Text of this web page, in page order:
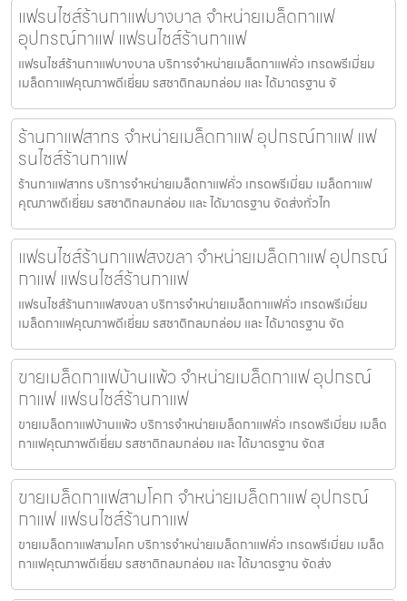
แฟรนไชส์ร้านกาแฟบางบาล จำหน่ายเมล็ดกาแฟ
อุปกรณ์กาแฟ แฟรนไชส์ร้านกาแฟ
แฟรนไชส์ร้านกาแฟบางบาล บริการจำหน่ายเมล็ดกาแฟคั่ว เกรดพรีเมี่ยม
เมล็ดกาแฟคุณภาพดีเยี่ยม รสชาติกลมกล่อม และ ได้มาตรฐาน จั
ร้านกาแฟสาทร จำหน่ายเมล็ดกาแฟ อุปกรณ์กาแฟ แฟ
รนไชส์ร้านกาแฟ
ร้านกาแฟสาทร บริการจำหน่ายเมล็ดกาแฟคั่ว เกรดพรีเมี่ยม เมล็ดกาแฟ
คุณภาพดีเยี่ยม รสชาติกลมกล่อม และ ได้มาตรฐาน จัดส่งทั่วไท
แฟรนไชส์ร้านกาแฟสงขลา จำหน่ายเมล็ดกาแฟ อุปกรณ์
กาแฟ แฟรนไชส์ร้านกาแฟ
แฟรนไชส์ร้านกาแฟสงขลา บริการจำหน่ายเมล็ดกาแฟคั่ว เกรดพรีเมี่ยม
เมล็ดกาแฟคุณภาพดีเยี่ยม รสชาติกลมกล่อม และ ได้มาตรฐาน จัด
ขายเมล็ดกาแฟบ้านแพ้ว จำหน่ายเมล็ดกาแฟ อุปกรณ์
กาแฟ แฟรนไชส์ร้านกาแฟ
ขายเมล็ดกาแฟบ้านแพ้ว บริการจำหน่ายเมล็ดกาแฟคั่ว เกรดพรีเมี่ยม เมล็ด
กาแฟคุณภาพดีเยี่ยม รสชาติกลมกล่อม และ ได้มาตรฐาน จัดส
ขายเมล็ดกาแฟสามโคก จำหน่ายเมล็ดกาแฟ อุปกรณ์
กาแฟ แฟรนไชส์ร้านกาแฟ
ขายเมล็ดกาแฟสามโคก บริการจำหน่ายเมล็ดกาแฟคั่ว เกรดพรีเมี่ยม เมล็ด
กาแฟคุณภาพดีเยี่ยม รสชาติกลมกล่อม และ ได้มาตรฐาน จัดส่ง